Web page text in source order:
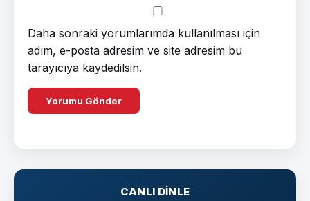
Daha sonraki yorumlarımda kullanılması için
adım, e-posta adresim ve site adresim bu
tarayıcıya kaydedilsin.
CANLI DINLE